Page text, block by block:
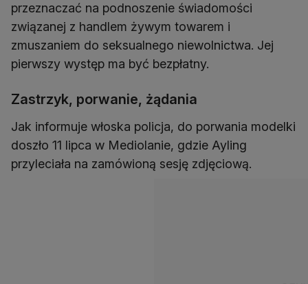
przeznaczać na podnoszenie świadomości
związanej z handlem żywym towarem i
zmuszaniem do seksualnego niewolnictwa. Jej
pierwszy występ ma być bezpłatny.
Zastrzyk, porwanie, żądania
Jak informuje włoska policja, do porwania modelki
doszło 11 lipca w Mediolanie, gdzie Ayling
przyleciała na zamówioną sesję zdjęciową.